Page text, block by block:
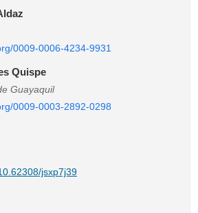
0009-0006-4234-9931
Quispe
Guayaquil
0009-0003-2892-0298
jsxp7j39